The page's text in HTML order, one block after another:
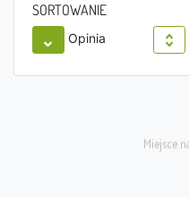
SORTOWANIE
Opinia